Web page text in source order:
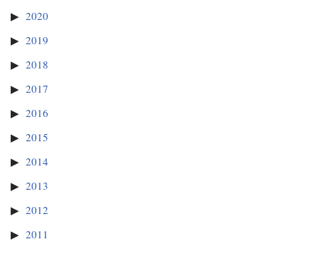
2020
2019
2018
2017
2016
2015
2014
2013
2012
2011